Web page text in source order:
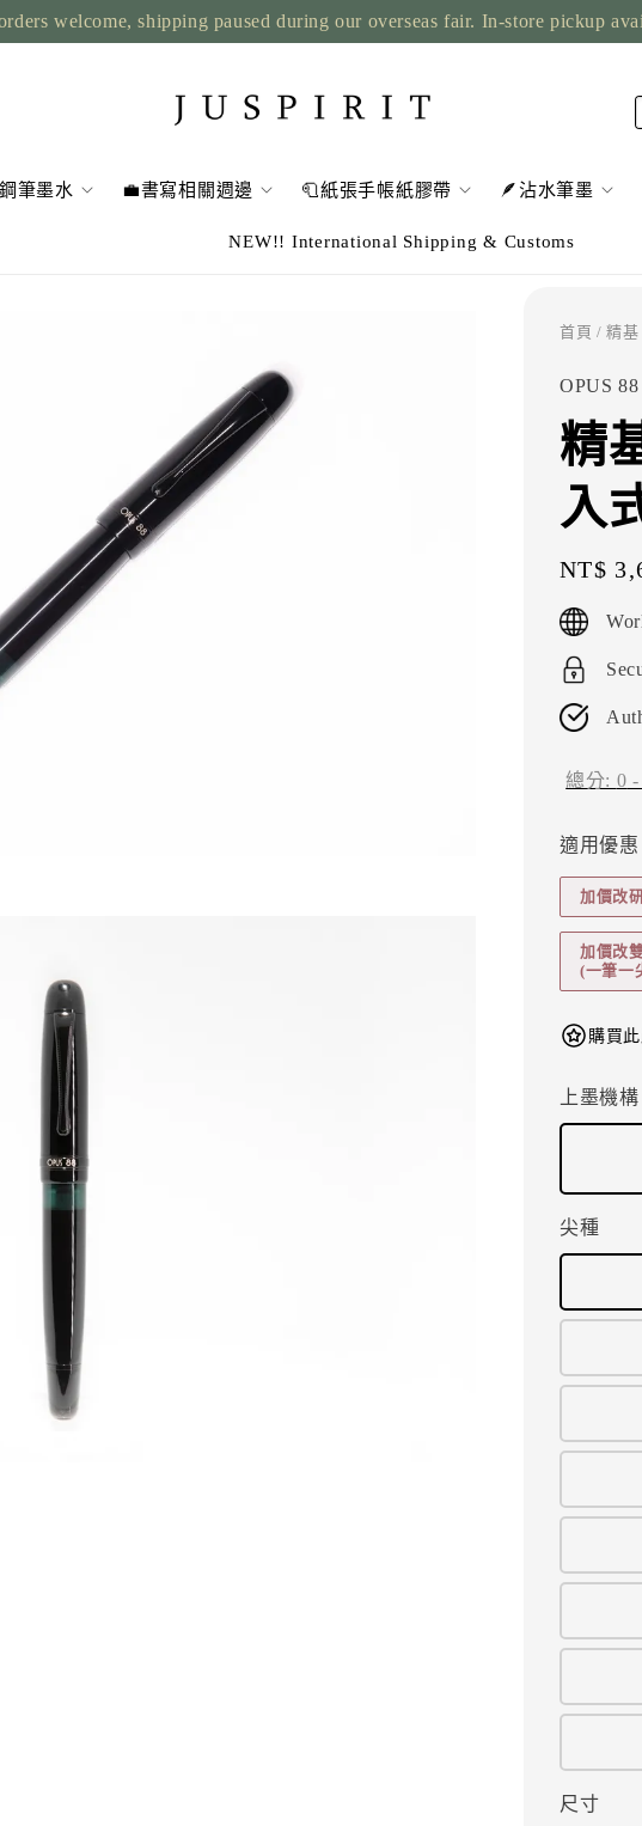
welcome, shipping paused during our overseas fair. In-store pickup
筆墨水 💼書寫相關週邊 🧻紙張手帳紙膠帶 🪶沾水筆墨
NEW!! International Shipping & Customs
首頁 / 精基
OPUS
精
入
price
NT$
總分: 0
適用優惠
加價改
加價改
(一筆一
購買
上墨機構
尖種
尺寸